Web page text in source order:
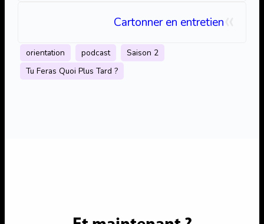
Cartonner en entretien
orientation podcast
Saison 2
Tu Feras Quoi Plus Tard ?